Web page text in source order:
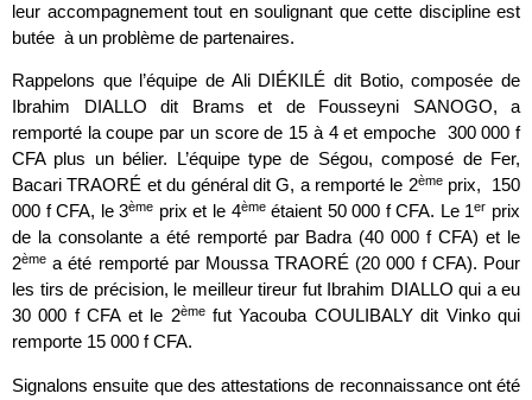
leur accompagnement tout en soulignant que cette discipline est
butée à un problème de partenaires.
Rappelons que l’équipe de Ali DIÉKILÉ dit Botio, composée de
Ibrahim DIALLO dit Brams et de Fousseyni SANOGO, a
remporté la coupe par un score de 15 à 4 et empoche 300 000 f
CFA plus un bélier. L’équipe type de Ségou, composé de Fer,
Bacari TRAORÉ et du général dit G, a remporté le 2èmeprix, 150
000 f CFA, le 3ème prix et le 4èmeétaient 50 000 f CFA. Le 1er prix
de la consolante a été remporté par Badra (40 000 f CFA) et le
2ème a été remporté par Moussa TRAORÉ (20 000 f CFA). Pour
les tirs de précision, le meilleur tireur fut Ibrahim DIALLO qui a eu
30 000 f CFA et le 2èmefut Yacouba COULIBALY dit Vinko qui
remporte 15 000 f CFA.
Signalons ensuite que des attestations de reconnaissance ont été